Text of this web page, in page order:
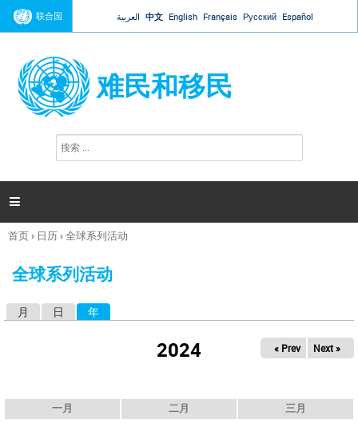
Jump to navigation
联合国 العربية 中文 English Français Русский Español
难民和移民
搜
索

你
这
首页› 日历›全球系列活动
全球系列活动
月 日 年
2024 « Prev Next »
一月 二月 三月